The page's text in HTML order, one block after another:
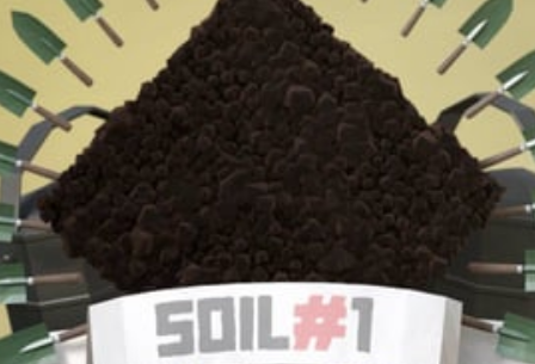
WIR
LEISTUNGEN
BAUMPFLEGE
OBSTBAUMSCHNITT
BAUMKONTROLLE
PFLANZUNG
BAUMFÄLLUNG
KONTAKT